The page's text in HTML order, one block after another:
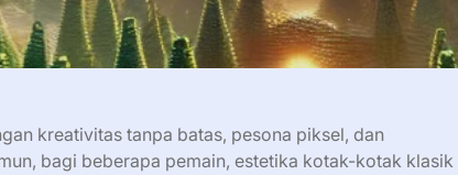
kreativitas tanpa batas, pesona piksel, dan
bagi beberapa pemain, estetika kotak-kotak klasik